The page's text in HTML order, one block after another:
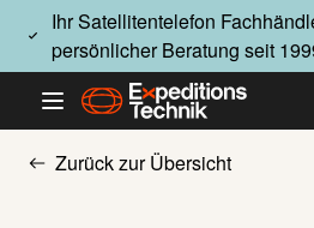
Direkt zum Inhalt
Ihr Satellitentelefon
persönlicher Beratung seit
Zurück zur Übersicht